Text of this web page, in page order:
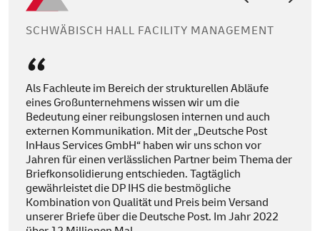
SCHWÄBISCH HALL FACILITY MANAGEMENT
Als Fachleute im Bereich der strukturellen Abläufe
eines Großunternehmens wissen wir um die
Bedeutung einer reibungslosen internen und auch
externen Kommunikation. Mit der „Deutsche Post
InHaus Services GmbH“ haben wir uns schon vor
Jahren für einen verlässlichen Partner beim Thema der
Briefkonsolidierung entschieden. Tagtäglich
gewährleistet die DP IHS die bestmögliche
Kombination von Qualität und Preis beim Versand
unserer Briefe über die Deutsche Post. Im Jahr 2022